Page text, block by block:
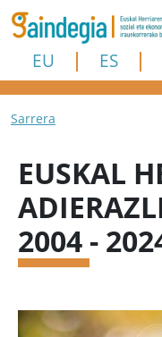
Skip to main content
EU ES
Breadcrumb
Sarrera
EUSKAL
2004 -